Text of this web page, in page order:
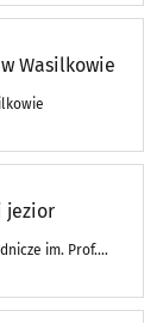
Wasilkowie
jezior
im. Prof.